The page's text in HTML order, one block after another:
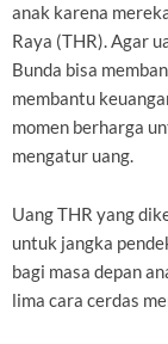
anak karena
Raya (THR). Agar
Bunda bisa
membantu
momen berharga
mengatur uang.
Uang THR yang
untuk jangka
bagi masa depan
lima cara cerdas